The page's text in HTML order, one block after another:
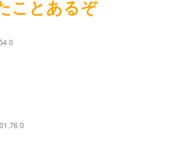
ことあるぞ
0
0